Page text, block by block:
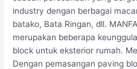
industry dengan berbagai
batako, Bata Ringan, dll.
merupakan beberapa
block untuk eksterior rumah.
Dengan pemasangan paving